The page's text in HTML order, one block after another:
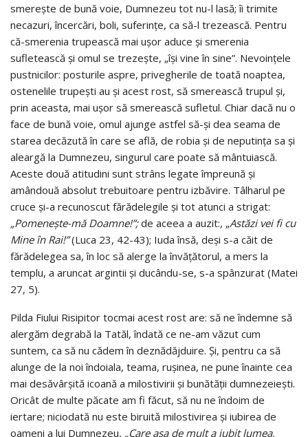
smereşte de bună voie, Dumnezeu tot nu-l lasă; îi trimite
necazuri, încercări, boli, suferinţe, ca să-l trezească. Pentru
că-smerenia trupească mai uşor aduce şi smerenia
sufletească şi omul se trezeşte, „îşi vine în sine”. Nevoinţele
pustnicilor: posturile aspre, privegherile de toată noaptea,
ostenelile trupeşti au şi acest rost, să smerească trupul şi,
prin aceasta, mai uşor să smerească sufletul. Chiar dacă nu o
face de bună voie, omul ajunge astfel să-şi dea seama de
starea decăzută în care se află, de robia şi de neputinţa sa şi
aleargă la Dumnezeu, singurul care poate să mântuiască.
Aceste două atitudini sunt strâns legate împreună şi
amândouă absolut trebuitoare pentru izbăvire. Tâlharul pe
cruce şi-a recunoscut fărădelegile şi tot atunci a strigat:
„Pomeneşte-mă Doamne!”;de aceea a auzit:, „Astăzi vei fi cu
Mine în Rai!”(Luca 23, 42-43); Iuda însă, deşi s-a căit de
fărădelegea sa, în loc să alerge la învăţătorul, a mers la
templu, a aruncat argintii şi ducându-se, s-a spânzurat (Matei
27, 5).
Pilda Fiului Risipitor tocmai acest rost are: să ne îndemne să
alergăm degrabă la Tatăl, îndată ce ne-am văzut cum
suntem, ca să nu cădem în deznădăjduire. Şi, pentru ca să
alunge de la noi îndoiala, teama, ruşinea, ne pune înainte cea
mai desă­vârşită icoană a milostivirii şi bunătăţii dumnezeieşti.
Oricât de multe păcate am fi făcut, să nu ne îndoim de
iertare; niciodată nu este biruită milostivirea şi iubirea de
oameni a lui Dumnezeu, „Care aşa de mult a iubit lumea,